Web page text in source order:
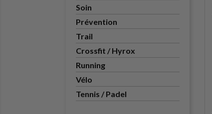
Soin
Prévention
Trail
Crossfit / Hyrox
Running
Vélo
Tennis / Padel